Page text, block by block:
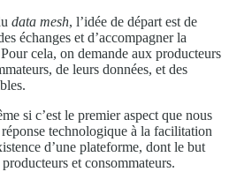
data mesh, l’idée de départ est de
échanges et d’accompagner la
cela, on demande aux producteurs
de leurs données, et des
si c’est le premier aspect que nous
technologique à la facilitation
d’une plateforme, dont le but
et consommateurs.